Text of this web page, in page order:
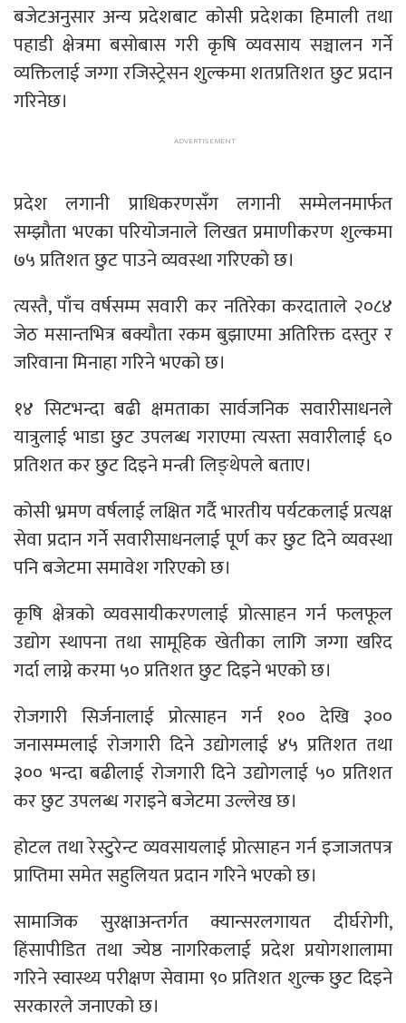
बजेटअनुसार अन्य प्रदेशबाट कोसी प्रदेशका हिमाली तथा
पहाडी क्षेत्रमा बसोबास गरी कृषि व्यवसाय सञ्चालन गर्ने
व्यक्तिलाई जग्गा रजिस्ट्रेसन शुल्कमा शतप्रतिशत छुट प्रदान
गरिनेछ।
प्रदेश लगानी प्राधिकरणसँग लगानी सम्मेलनमार्फत
सम्झौता भएका परियोजनाले लिखत प्रमाणीकरण शुल्कमा
७५ प्रतिशत छुट पाउने व्यवस्था गरिएको छ।
त्यस्तै, पाँच वर्षसम्म सवारी कर नतिरेका करदाताले २०८४
जेठ मसान्तभित्र बक्यौता रकम बुझाएमा अतिरिक्त दस्तुर र
जरिवाना मिनाहा गरिने भएको छ।
१४ सिटभन्दा बढी क्षमताका सार्वजनिक सवारीसाधनले
यात्रुलाई भाडा छुट उपलब्ध गराएमा त्यस्ता सवारीलाई ६०
प्रतिशत कर छुट दिइने मन्त्री लिङ्थेपले बताए।
कोसी भ्रमण वर्षलाई लक्षित गर्दै भारतीय पर्यटकलाई प्रत्यक्ष
सेवा प्रदान गर्ने सवारीसाधनलाई पूर्ण कर छुट दिने व्यवस्था
पनि बजेटमा समावेश गरिएको छ।
कृषि क्षेत्रको व्यवसायीकरणलाई प्रोत्साहन गर्न फलफूल
उद्योग स्थापना तथा सामूहिक खेतीका लागि जग्गा खरिद
गर्दा लाग्ने करमा ५० प्रतिशत छुट दिइने भएको छ।
रोजगारी सिर्जनालाई प्रोत्साहन गर्न १०० देखि ३००
जनासम्मलाई रोजगारी दिने उद्योगलाई ४५ प्रतिशत तथा
३०० भन्दा बढीलाई रोजगारी दिने उद्योगलाई ५० प्रतिशत
कर छुट उपलब्ध गराइने बजेटमा उल्लेख छ।
होटल तथा रेस्टुरेन्ट व्यवसायलाई प्रोत्साहन गर्न इजाजतपत्र
प्राप्तिमा समेत सहुलियत प्रदान गरिने भएको छ।
सामाजिक सुरक्षाअन्तर्गत क्यान्सरलगायत दीर्घरोगी,
हिंसापीडित तथा ज्येष्ठ नागरिकलाई प्रदेश प्रयोगशालामा
गरिने स्वास्थ्य परीक्षण सेवामा ९० प्रतिशत शुल्क छुट दिइने
सरकारले जनाएको छ।